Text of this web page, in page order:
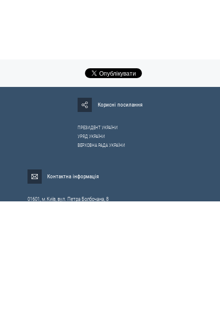
Корисні посилання
ПРЕЗИДЕНТ УКРАЇНИ
УРЯД УКРАЇНИ
ВЕРХОВНА РАДА УКРАЇНИ
Контактна інформація
01601, м.Київ, вул. Петра Болбочана, 8